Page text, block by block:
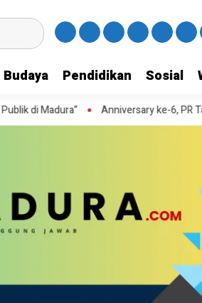
Budaya Pendidikan Sosial
Anniversary ke-6, PR Tali Jaya Pamekasan